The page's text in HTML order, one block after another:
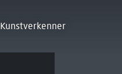
Kunstverkenner